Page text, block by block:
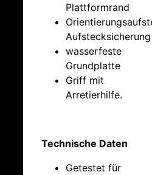
Plattformrand
Aufstecksicherung
wasserfeste
Grundplatte
Griff mit
Arretierhilfe.
Technische Daten
Getestet für